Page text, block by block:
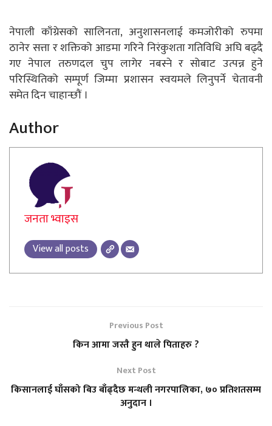
नेपाली काँग्रेसको सालिनता, अनुशासनलाई कमजोरीको रुपमा
ठानेर सत्ता र शक्तिको आडमा गरिने निरंकुशता गतिविधि अघि बढ्दै
गए नेपाल तरुणदल चुप लागेर नबस्ने र सोबाट उत्पन्न हुने
परिस्थितिको सम्पूर्ण जिम्मा प्रशासन स्वयमले लिनुपर्ने चेतावनी
समेत दिन चाहान्छौं ।
Author
जनता भ्वाइस
View all posts
Previous Post
किन आमा जस्तै हुन थाले पिताहरु ?
Next Post
किसानलाई घाँसको बिउ बाँढ्दैछ मन्थली नगरपालिका, ७० प्रतिशतसम्म
अनुदान ।